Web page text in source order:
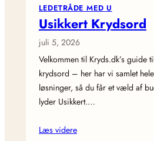
LEDETRÅDE MED U
Usikkert Krydsord
juli 5, 2026
Velkommen til Kryds.dk’s guide
krydsord – her har vi samlet
løsninger, så du får et væld af
lyder Usikkert.…
Læs videre